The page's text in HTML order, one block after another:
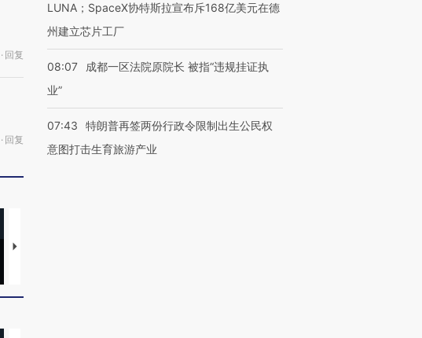
· 回复
· 回复
视线｜HYROX的吸金
LUNA；SpaceX协特斯拉宣布斥168亿美元在德
州建立芯片工厂
08:07
成都一区法院原院长 被指“违规挂证执
业”
07:43
特朗普再签两份行政令限制出生公民权
意图打击生育旅游产业